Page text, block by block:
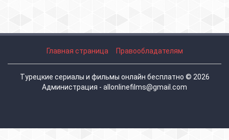
Главная страница Правообладателям
Турецкие сериалы и фильмы онлайн бесплатно © 2026
Администрация - allonlinefilms@gmail.com